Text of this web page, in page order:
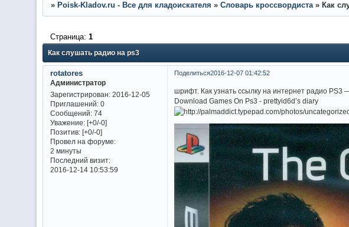
» Poisk-Kladov.ru - Все для кладоискателя » Словарь кроссвордиста » Как
Как слушать радио на ps3
Страница: 1
Поделиться2016-12-07 01:42:52
rotatores
Администратор
Зарегистрирован: 2016-12-05
Приглашений:0
Сообщений:74
Уважение: [+0/-0]
Позитив: [+0/-0]
Провел на форуме:
2 минуты
Последний визит:
2016-12-14 10:53:59
шрифт. Как узнать ссылку на интернет радио
Download Games On Ps3 - prettyid6d’s diary